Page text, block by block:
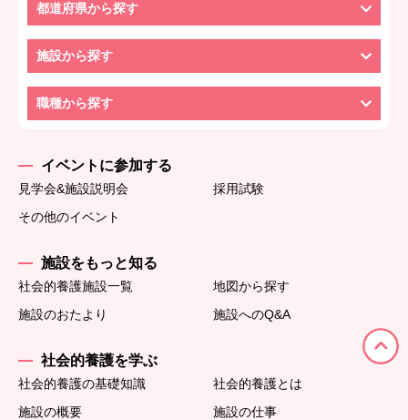
都道府県から探す
施設から探す
職種から探す
イベントに参加する
見学会&施設説明会
採用試験
その他のイベント
施設をもっと知る
社会的養護施設一覧
地図から探す
施設のおたより
施設へのQ&A
社会的養護を学ぶ
社会的養護の基礎知識
社会的養護とは
施設の概要
施設の仕事